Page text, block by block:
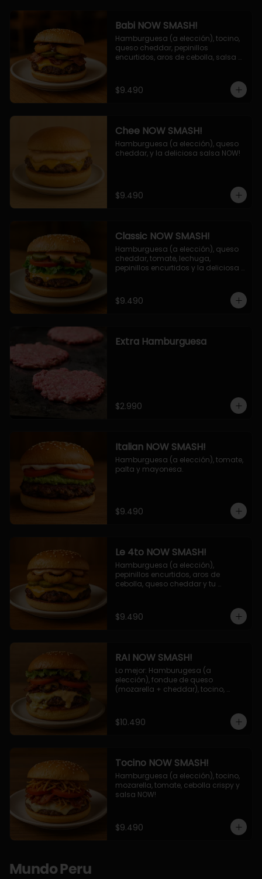
Babi NOW SMASH!
Hamburguesa (a elección), tocino,
queso cheddar, pepinillos
encurtidos, aros de cebolla, salsa
$9.490
Chee NOW SMASH!
Hamburguesa (a elección), queso
cheddar, y la deliciosa salsa NOW!
$9.490
Classic NOW SMASH!
Hamburguesa (a elección), queso
cheddar, tomate, lechuga,
pepinillos encurtidos y la deliciosa
$9.490
Extra Hamburguesa
$2.990
Italian NOW SMASH!
Hamburguesa (a elección), tomate,
palta y mayonesa.
$9.490
Le 4to NOW SMASH!
Hamburguesa (a elección),
pepinillos encurtidos, aros de
cebolla, queso cheddar y tu
$9.490
RAI NOW SMASH!
Lo mejor: Hamburugesa (a
elección), fondue de queso
(mozarella + cheddar), tocino,
NOW!
$10.490
Tocino NOW SMASH!
Hamburguesa (a elección), tocino,
mozarella, tomate, cebolla crispy y
salsa NOW!
$9.490
Mundo Peru